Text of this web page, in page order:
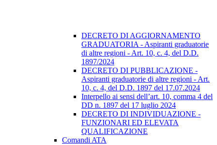
DECRETO DI AGGIORNAMENTO
GRADUATORIA - Aspiranti graduatorie
di altre regioni - Art. 10, c. 4, del D.D.
1897/2024
DECRETO DI PUBBLICAZIONE -
Aspiranti graduatorie di altre regioni - Art.
10, c. 4, del D.D. 1897 del 17.07.2024
Interpello ai sensi dell’art. 10, comma 4 del
DD n. 1897 del 17 luglio 2024
DECRETO DI INDIVIDUAZIONE -
FUNZIONARI ED ELEVATA
QUALIFICAZIONE
Comandi ATA